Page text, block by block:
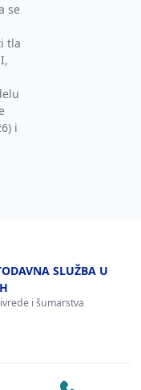
se
tla
i
SLUŽBA U
i šumarstva